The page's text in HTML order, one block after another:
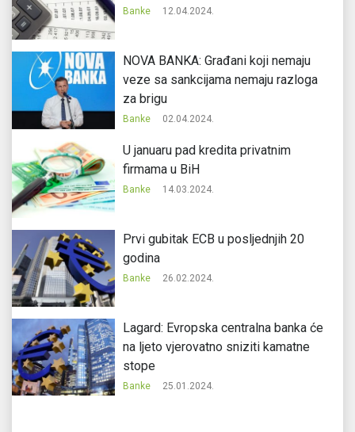
Banke 12.04.2024.
NOVA BANKA: Građani koji nemaju
veze sa sankcijama nemaju razloga
za brigu
Banke 02.04.2024.
U januaru pad kredita privatnim
firmama u BiH
Banke 14.03.2024.
Prvi gubitak ECB u posljednjih 20
godina
Banke 26.02.2024.
Lagard: Evropska centralna banka će
na ljeto vjerovatno sniziti kamatne
stope
Banke 25.01.2024.